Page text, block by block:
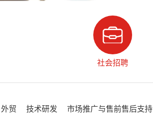
社会招聘
外贸 技术研发 市场推广与售前售后支持